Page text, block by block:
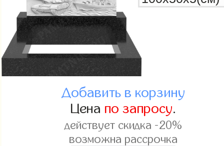
Добавить в корзину
Цена по запросу.
действует скидка -20%
возможна рассрочка